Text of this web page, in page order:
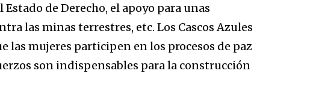
de Derecho, el apoyo para unas
las minas terrestres, etc. Los Cascos Azules
las mujeres participen en los procesos de paz
son indispensables para la construcción